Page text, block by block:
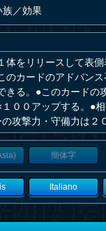
族／効果
をリリースして表
カードのアドバン
る。●このカードの
００アップする。●
攻撃力・守備力は２
簡体字
Italiano